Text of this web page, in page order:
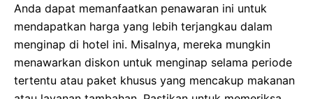
Anda dapat memanfaatkan penawaran ini untuk
mendapatkan harga yang lebih terjangkau dalam
menginap di hotel ini. Misalnya, mereka mungkin
menawarkan diskon untuk menginap selama periode
tertentu atau paket khusus yang mencakup makanan